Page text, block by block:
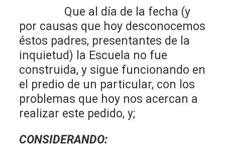
Que al día de la fecha (y
por causas que hoy desconocemos
éstos padres, presentantes de la
inquietud) la Escuela no fue
construida, y sigue funcionando en
el predio de un particular, con los
problemas que hoy nos acercan a
realizar este pedido, y;
CONSIDERANDO: